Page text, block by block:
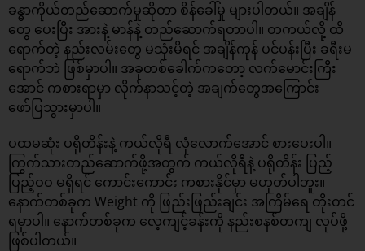
ခန္ဓာကိုယ်တည်ဆောက်မှုဆိုတာ စိန်ခေါ်မှု များပါတယ်။ အချိန်
တွေ ပေးပြီး အားနဲ့ မာန်နဲ့ တည်ဆောက်ရတာပါ။ တကယ်လို့ ထိ
ရောက်တဲ့ နည်းလမ်းတွေ မသုံးမိရင် အချိန်ကုန် ပင်ပန်းပြီး ခရီးမ
ရောက်ဘဲ ဖြစ်မှာပါ။ အခုတစ်ခေါက်ကတော့ လက်မောင်းကြီး
အောင် ကစားရာမှာ လိုက်နာသင့်တဲ့ အချက်တွေအကြောင်း
ဖော်ပြသွားမှာပါ။
ပထမဆုံး ပရိုတိန်းနဲ့ ကယ်လိုရီ လုံလောက်အောင် စားပေးပါ။
ကြွက်သားတည်ဆောက်ဖို့အတွက် ကယ်လိုရီနဲ့ ပရိုတိန်း ပြည့်
ပြည့်ဝဝ မရှိရင် ကောင်းကောင်း ကစားနိုင်မှာ မဟုတ်ပါဘူး။
နောက်တစ်ခုက Weight ကို ဖြည်းဖြည်းချင်း အကြိမ်ရေ တိုးတင်
ရမှာပါ။ နောက်တစ်ခုက လေ့ကျင့်ခန်းကို နည်းစနစ်တကျ လုပ်ဖို့
ဖြစ်ပါတယ်။